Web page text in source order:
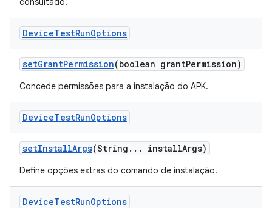
DeviceTestRunOptions
setGrantPermission(boolean grantPermission)
Concede permissões para a instalação do APK.
DeviceTestRunOptions
setInstallArgs(String . . . installArgs)
Define opções extras do comando de instalação.
DeviceTestRunOptions